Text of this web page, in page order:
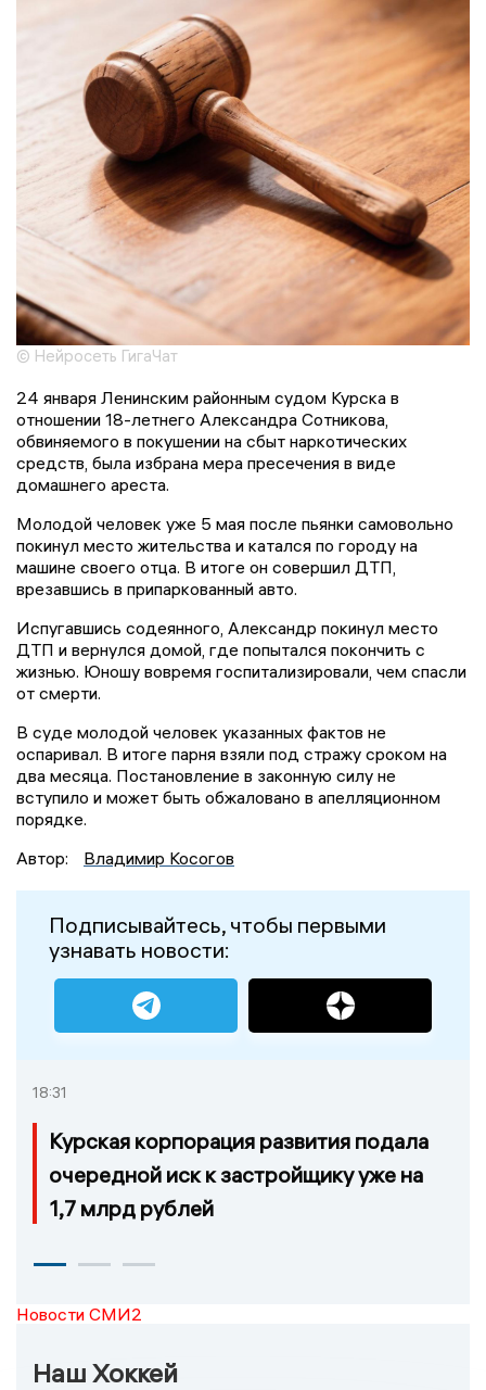
© Нейросеть ГигаЧат
24 января Ленинским районным судом Курска в
отношении 18-летнего Александра Сотникова,
обвиняемого в покушении на сбыт наркотических
средств, была избрана мера пресечения в виде
домашнего ареста.
Молодой человек уже 5 мая после пьянки самовольно
покинул место жительства и катался по городу на
машине своего отца. В итоге он совершил ДТП,
врезавшись в припаркованный авто.
Испугавшись содеянного, Александр покинул место
ДТП и вернулся домой, где попытался покончить с
жизнью. Юношу вовремя госпитализировали, чем спасли
от смерти.
В суде молодой человек указанных фактов не
оспаривал. В итоге парня взяли под стражу сроком на
два месяца. Постановление в законную силу не
вступило и может быть обжаловано в апелляционном
порядке.
Автор:
Владимир Косогов
Подписывайтесь, чтобы первыми
узнавать новости:
18:31
Курская корпорация развития подала
очередной иск к застройщику уже на
1,7 млрд рублей
Новости СМИ2
Наш Хоккей